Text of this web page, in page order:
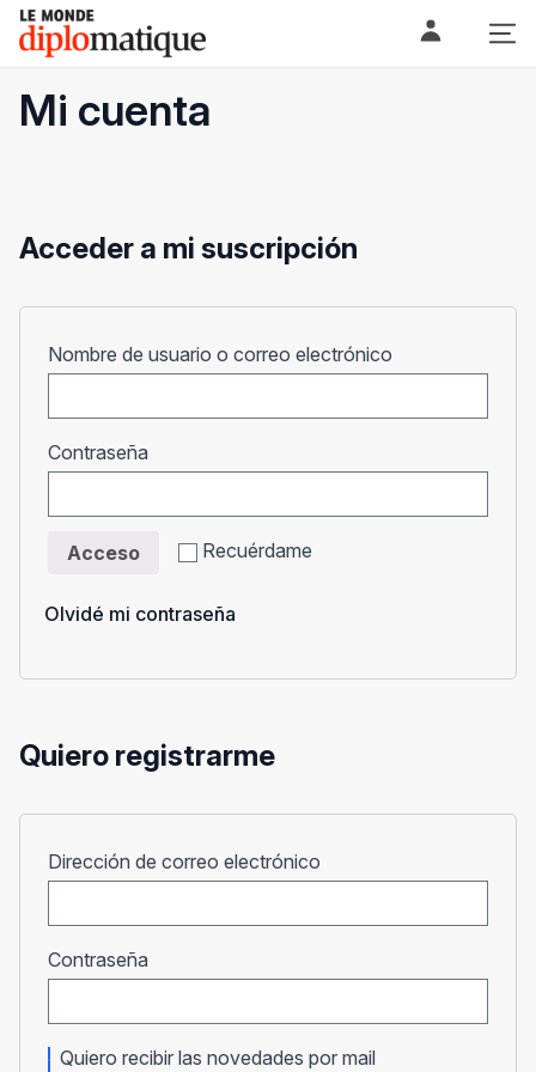
Skip
content
Le monde diplomatique
Mi cuenta
Acceder a mi suscripción
Nombre de usuario o correo electrónico
Contraseña
Recuérdame
Acceso
Olvidé mi contraseña
Quiero registrarme
Dirección de correo electrónico
Contraseña
Quiero recibir las novedades por mail